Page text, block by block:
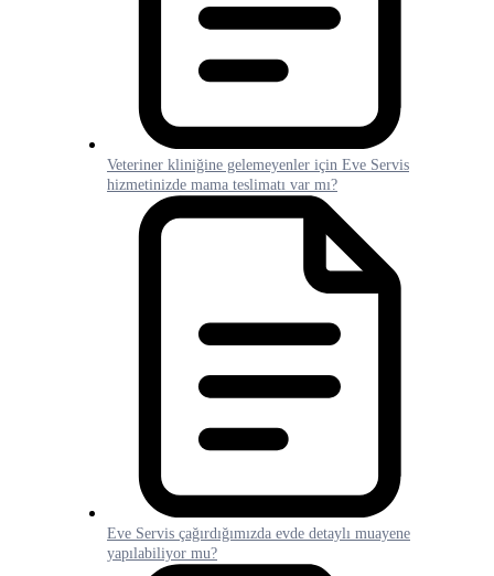
Veteriner kliniğine gelemeyenler için Eve Servis
hizmetinizde mama teslimatı var mı?
Eve Servis çağırdığımızda evde detaylı muayene
yapılabiliyor mu?